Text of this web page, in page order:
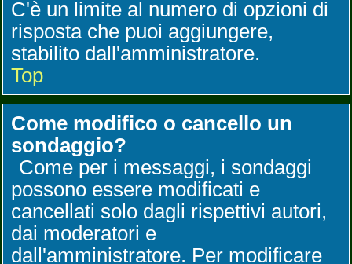
C'è un limite al numero di opzioni di
risposta che puoi aggiungere,
stabilito dall'amministratore.
Top
Come modifico o cancello un
sondaggio?
Come per i messaggi, i sondaggi
possono essere modificati e
cancellati solo dagli rispettivi autori,
dai moderatori e
dall'amministratore. Per modificare